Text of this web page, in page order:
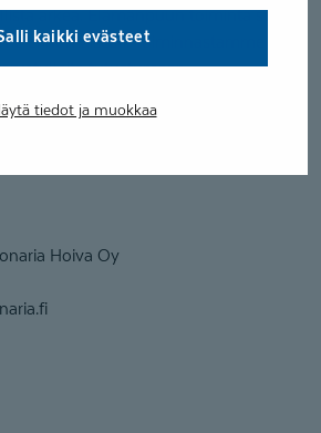
kaikki evästeet
tiedot ja muokkaa
arkea. Elämänpuun toiminta sopii
erinomaisesti. Toiminnastamme
tutustumaan
Hoiva Oy